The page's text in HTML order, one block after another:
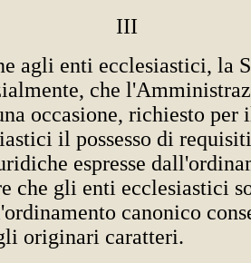
III
agli enti ecclesiastici, la
che
occasione, richiesto per
il possesso di
espresse
che gli enti ecclesiastici
canonico
originari caratteri.